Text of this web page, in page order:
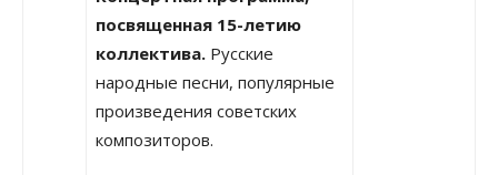
посвященная 15-летию
коллектива. Русские
народные песни, популярные
произведения советских
композиторов.